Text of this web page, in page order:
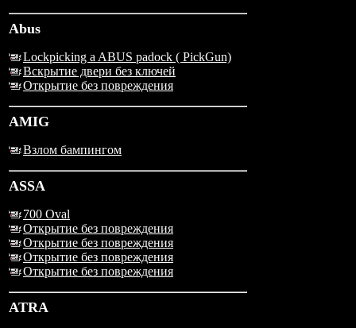
Abus
Lockpicking a ABUS padock ( PickGun)
Вскрытие двери без ключей
Открытие без повреждения
AMIG
Взлом бампингом
ASSA
700 Oval
Открытие без повреждения
Открытие без повреждения
Открытие без повреждения
Открытие без повреждения
ATRA